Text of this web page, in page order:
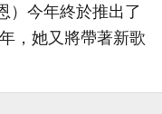
）今年終於推出了
，她又將帶著新歌